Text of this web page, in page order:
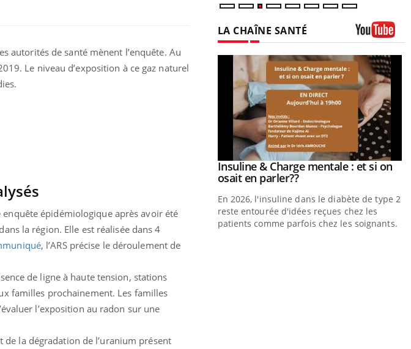
autorités de santé mènent l’enquête. Au
Le niveau d’exposition à ce gaz naturel
enquête épidémiologique après avoir été
la région. Elle est réalisée dans 4
, l’ARS précise le déroulement de
de ligne à haute tension, stations
familles prochainement. Les familles
l’exposition au radon sur une
la dégradation de l’uranium présent
LA CHAÎNE SANTÉ
...
Fatigue, irritabilité, brouillard mental ou
même alopécie… Les symptômes de la
carence en fer sont multiples ce qui la rend
...
Youtube
Insuline & Charge mentale : et si on
osait en parler??Youtube
En 2026, l'insuline dans le diabète de type 2
reste entourée d'idées reçues chez les
patients comme parfois chez les soignants.